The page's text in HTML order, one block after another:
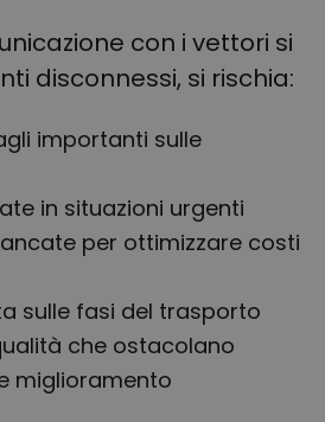
con i vettori si
disconnessi, si rischia:
importanti sulle
in situazioni urgenti
per ottimizzare costi
sulle fasi del trasporto
che ostacolano
miglioramento